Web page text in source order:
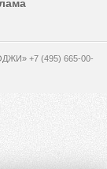
+7 (495) 665-00-